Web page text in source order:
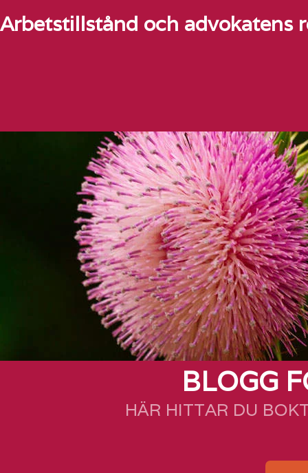
Arbetstillstånd och advokatens
BLOGG
HÄR HITTAR DU